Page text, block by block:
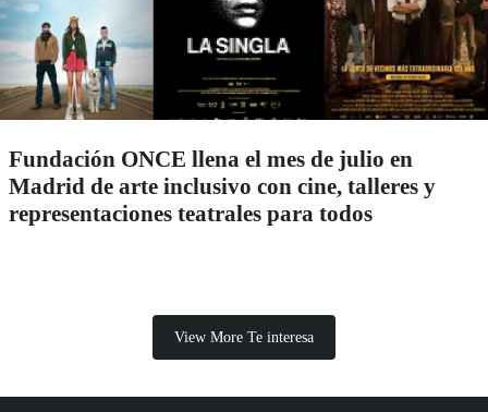
Fundación ONCE llena el mes de julio en
Madrid de arte inclusivo con cine, talleres y
representaciones teatrales para todos
View More Te interesa